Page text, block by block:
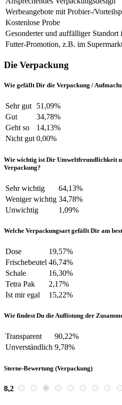
Werbeangebote mit Probier-/
Kostenlose Probe
Gesonderter und auffälliger Standort
Futter-Promotion, z.B. im
Die Verpackung
Wie gefällt Dir die Verpackung /
Sehr gut
51,09%
Gut
34,78%
Geht so
14,13%
Nicht gut 0,00%
Wie wichtig ist Dir Umweltfreundlichkeit
Verpackung?
Sehr wichtig
64,13%
Weniger wichtig 34,78%
Unwichtig
1,09%
Welche Verpackungsart gefällt Dir am
Dose
19,57%
Frischebeutel 46,74%
Schale
16,30%
Tetra Pak
2,17%
Ist mir egal
15,22%
Wie findest Du die Auflistung der
Transparent
90,22%
Unverständlich 9,78%
Sterne-Bewertung (Verpackung)
8,2